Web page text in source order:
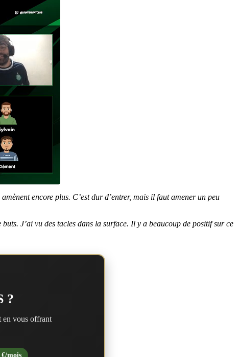
encore plus. C’est dur d’entrer, mais il faut amener un peu
J’ai vu des tacles dans la surface. Il y a beaucoup de positif sur ce
?
en vous offrant
€/mois